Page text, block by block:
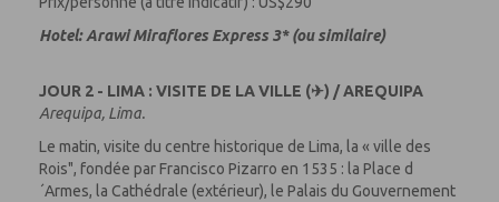
Hotel: Arawi Miraflores Express 3* (ou similaire)
JOUR 2 - LIMA : VISITE DE LA VILLE (✈) / AREQUIPA
Arequipa, Lima.
Le matin, visite du centre historique de Lima, la « ville des
Rois", fondée par Francisco Pizarro en 1535 : la Place d
´Armes, la Cathédrale (extérieur), le Palais du Gouvernement